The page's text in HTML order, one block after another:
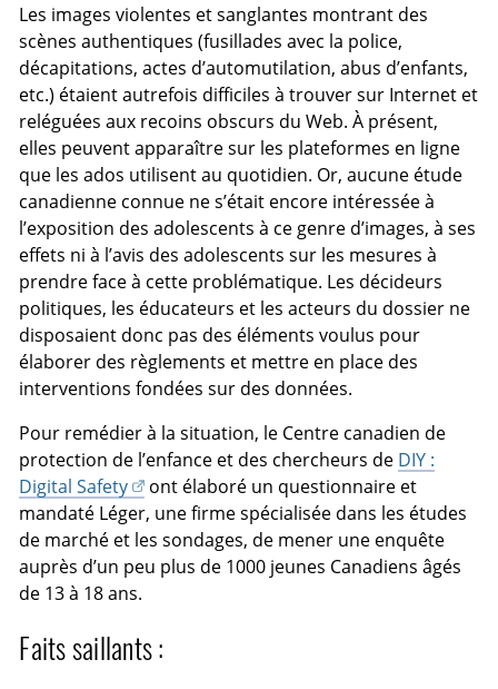
Les images violentes et sanglantes montrant des
scènes authentiques (fusillades avec la police,
décapitations, actes d’automutilation, abus d’enfants,
etc.) étaient autrefois difficiles à trouver sur Internet et
reléguées aux recoins obscurs du Web. À présent,
elles peuvent apparaître sur les plateformes en ligne
que les ados utilisent au quotidien. Or, aucune étude
canadienne connue ne s’était encore intéressée à
l’exposition des adolescents à ce genre d’images, à ses
effets ni à l’avis des adolescents sur les mesures à
prendre face à cette problématique. Les décideurs
politiques, les éducateurs et les acteurs du dossier ne
disposaient donc pas des éléments voulus pour
élaborer des règlements et mettre en place des
interventions fondées sur des données.
Pour remédier à la situation, le Centre canadien de
protection de l’enfance et des chercheurs de DIY :
Digital Safety
ont élaboré un questionnaire et
mandaté Léger, une firme spécialisée dans les études
de marché et les sondages, de mener une enquête
auprès d’un peu plus de 1000 jeunes Canadiens âgés
de 13 à 18 ans.
Faits saillants :